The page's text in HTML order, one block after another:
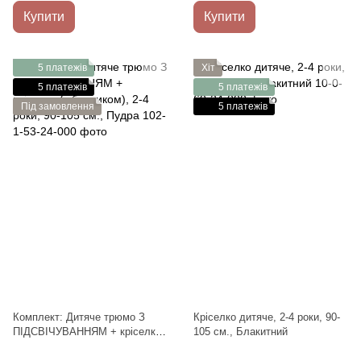
Купити Купити
5 платежів
5 платежів
Під замовлення
Комплект: Дитяче трюмо З
ПІДСВІЧУВАННЯМ + кріселко
Хіт
5 платежів
5 платежів
Кріселко дитяче, 2-4 роки, 90-
105 см., Блакитний